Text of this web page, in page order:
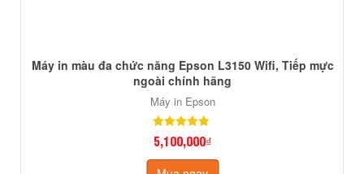
Máy in màu đa chức năng Epson L3150 Wifi, Tiếp mực
ngoài chính hãng
Máy in Epson
5,100,000₫